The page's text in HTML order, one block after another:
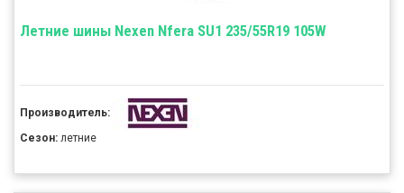
Летние шины Nexen Nfera SU1 235/55R19 105W
Производитель:
Сезон: летние